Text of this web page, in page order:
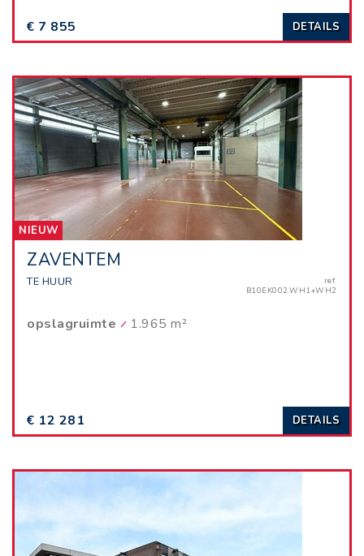
€ 7 855 DETAILS
NIEUW
ZAVENTEM
TE HUUR
ref.
B10EK002.WH1+WH2
opslagruimte 1.965 m²
€ 12 281 DETAILS